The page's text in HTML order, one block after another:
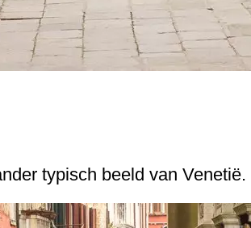
typisch beeld van Venetië.